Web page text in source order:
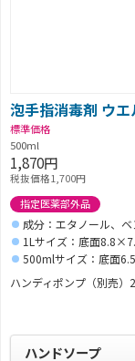
泡手指消毒剤 ウエ
標準価格
500ml
1,870円
税抜価格1,700円
指定医薬部外品
成分：エタノール、
1Lサイズ：底面
500mlサイズ：底面
ハンディポンプ（別売）
ハンドソープ